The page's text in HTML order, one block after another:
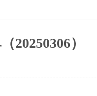
20250306）